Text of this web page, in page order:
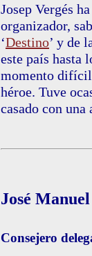
Josep Vergés
organizador,
‘Destino’ y de
este país hasta
momento
héroe. Tuve
casado con una
José
Consejero